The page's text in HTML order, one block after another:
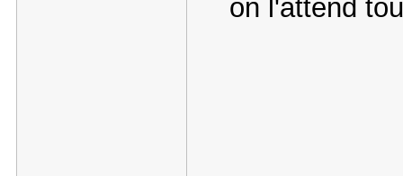
on l'attend